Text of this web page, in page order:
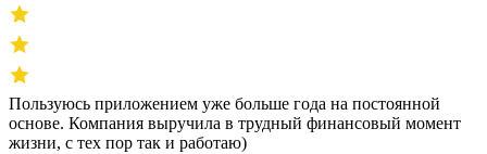
Пользуюсь приложением уже больше года на постоянной
основе. Компания выручила в трудный финансовый момент
жизни, с тех пор так и работаю)